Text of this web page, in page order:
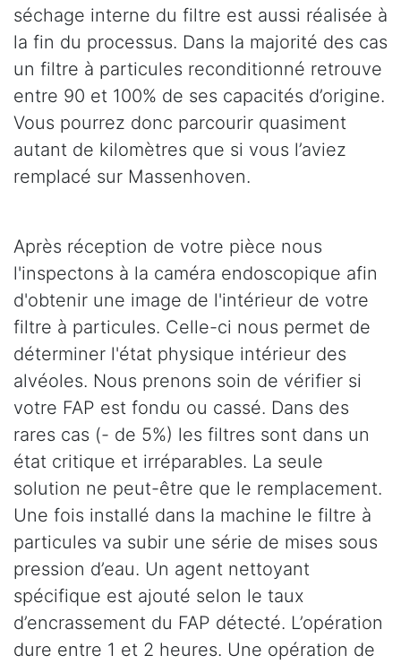
séchage interne du filtre est aussi réalisée à
la fin du processus. Dans la majorité des cas
un filtre à particules reconditionné retrouve
entre 90 et 100% de ses capacités d’origine.
Vous pourrez donc parcourir quasiment
autant de kilomètres que si vous l’aviez
remplacé sur Massenhoven.
Après réception de votre pièce nous
l'inspectons à la caméra endoscopique afin
d'obtenir une image de l'intérieur de votre
filtre à particules. Celle-ci nous permet de
déterminer l'état physique intérieur des
alvéoles. Nous prenons soin de vérifier si
votre FAP est fondu ou cassé. Dans des
rares cas (- de 5%) les filtres sont dans un
état critique et irréparables. La seule
solution ne peut-être que le remplacement.
Une fois installé dans la machine le filtre à
particules va subir une série de mises sous
pression d’eau. Un agent nettoyant
spécifique est ajouté selon le taux
d’encrassement du FAP détecté. L’opération
dure entre 1 et 2 heures. Une opération de